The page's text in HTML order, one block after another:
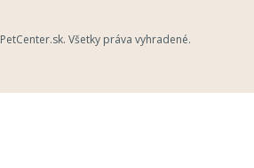
PetCenter.sk. Všetky práva vyhradené.